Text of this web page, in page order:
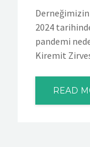
Derneğimizin
2024
pandemi
Kiremit
READ